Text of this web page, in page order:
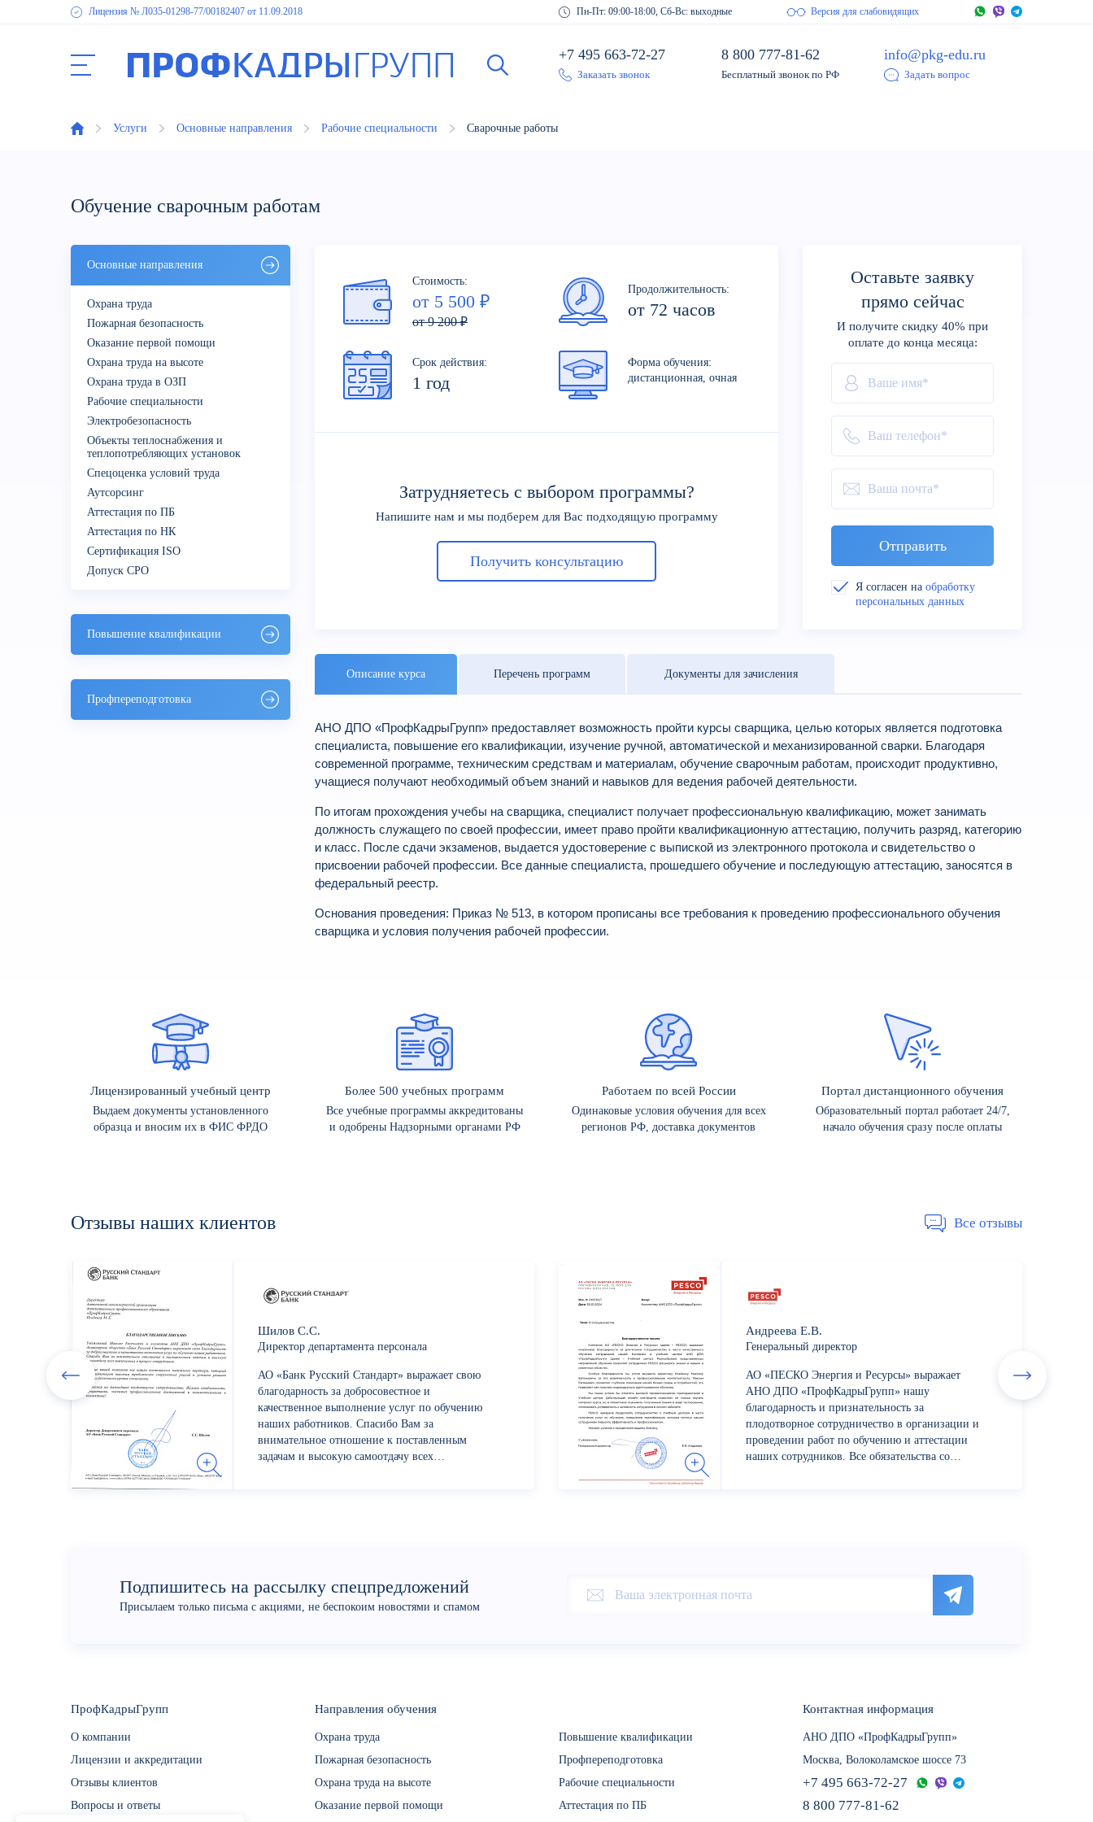
Лицензия № Л035-01298-77/00182407 от 11.09.2018 Пн-Пт: 09:00-18:00, Сб-Вс: выходные Версия для слабовидящих
+7 495 663-72-27
Заказать звонок
8 800 777-81-62
Бесплатный звонок по РФ
info@pkg-edu.ru
Задать вопрос
Услуги Основные направления Рабочие специальности Сварочные работы
Обучение сварочным работам
Основные направления
Охрана труда
Пожарная безопасность
Оказание первой помощи
Охрана труда на высоте
Охрана труда в ОЗП
Рабочие специальности
Электробезопасность
Объекты теплоснабжения и
теплопотребляющих установок
Спецоценка условий труда
Аутсорсинг
Аттестация по ПБ
Аттестация по НК
Сертификация ISO
Допуск СРО
Повышение квалификации
Профпереподготовка
Стоимость:
от 5 500 ₽
от 9 200 ₽
Продолжительность:
от 72 часов
Срок действия:
1 год
Форма обучения:
дистанционная, очная
Затрудняетесь с выбором программы?
Напишите нам и мы подберем для Вас подходящую программу
Получить консультацию
Оставьте заявку
прямо сейчас
И получите скидку 40% при
оплате до конца месяца:
Отправить
Я согласен на обработку
персональных данных
Описание курса
АНО ДПО «ПрофКадрыГрупп» предоставляет возможность пройти курсы сварщика, целью которых является подготовка
специалиста, повышение его квалификации, изучение ручной, автоматической и механизированной сварки. Благодаря
современной программе, техническим средствам и материалам, обучение сварочным работам, происходит продуктивно,
учащиеся получают необходимый объем знаний и навыков для ведения рабочей деятельности.
По итогам прохождения учебы на сварщика, специалист получает профессиональную квалификацию, может занимать
должность служащего по своей профессии, имеет право пройти квалификационную аттестацию, получить разряд, категорию
и класс. После сдачи экзаменов, выдается удостоверение с выпиской из электронного протокола и свидетельство о
присвоении рабочей профессии. Все данные специалиста, прошедшего обучение и последующую аттестацию, заносятся в
федеральный реестр.
Основания проведения: Приказ № 513, в котором прописаны все требования к проведению профессионального обучения
сварщика и условия получения рабочей профессии.
Перечень программ Документы для зачисления
Лицензированный учебный центр
Выдаем документы установленного
образца и вносим их в ФИС ФРДО
Более 500 учебных программ
Все учебные программы аккредитованы
и одобрены Надзорными органами РФ
Работаем по всей России
Одинаковые условия обучения для всех
регионов РФ, доставка документов
Портал дистанционного обучения
Образовательный портал работает 24/7,
начало обучения сразу после оплаты
Отзывы наших клиентов Все отзывы
Шилов С.С.
Директор департамента персонала
АО «Банк Русский Стандарт» выражает свою
благодарность за добросовестное и
качественное выполнение услуг по обучению
наших работников. Спасибо Вам за
внимательное отношение к поставленным
задачам и высокую самоотдачу всех
Андреева Е.В.
Генеральный директор
АО «ПЕСКО Энергия и Ресурсы» выражает
АНО ДПО «ПрофКадрыГрупп» нашу
благодарность и признательность за
плодотворное сотрудничество в организации и
проведении работ по обучению и аттестации
наших сотрудников. Все обязательства со
Подпишитесь на рассылку спецпредложений
Присылаем только письма с акциями, не беспокоим новостями и спамом
ПрофКадрыГрупп
О компании
Лицензии и аккредитации
Отзывы клиентов
Вопросы и ответы
Контактная информация
АНО ДПО «ПрофКадрыГрупп»
Москва, Волоколамское шоссе 73
+7 495 663-72-27
8 800 777-81-62
Направления обучения
Охрана труда
Повышение квалификации
Пожарная безопасность
Профпереподготовка
Охрана труда на высоте
Рабочие специальности
Оказание первой помощи
Аттестация по ПБ